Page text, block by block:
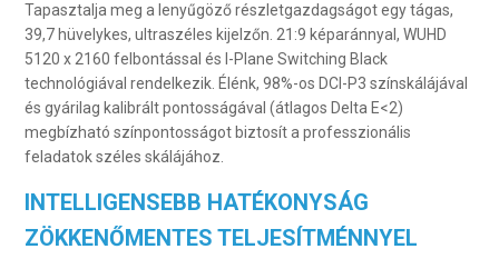
Tapasztalja meg a lenyűgöző részletgazdagságot egy tágas,
39,7 hüvelykes, ultraszéles kijelzőn. 21:9 képaránnyal, WUHD
5120 x 2160 felbontással és I-Plane Switching Black
technológiával rendelkezik. Élénk, 98%-os DCI-P3 színskálájával
és gyárilag kalibrált pontosságával (átlagos Delta E<2)
megbízható színpontosságot biztosít a professzionális
feladatok széles skálájához.
INTELLIGENSEBB HATÉKONYSÁG
ZÖKKENŐMENTES TELJESÍTMÉNNYEL